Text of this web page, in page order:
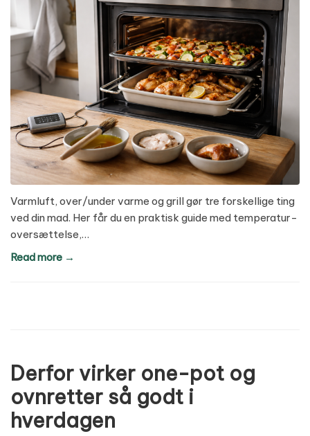
Varmluft, over/under varme og grill gør tre forskellige ting
ved din mad. Her får du en praktisk guide med temperatur-
oversættelse,…
Read more →
Derfor virker one-pot og
ovnretter så godt i
hverdagen